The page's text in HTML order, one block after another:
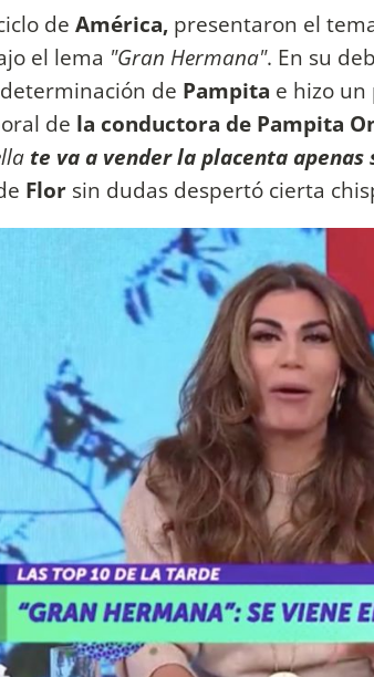
de América, presentaron el
el lema "Gran Hermana". En su
de Pampita e hizo
de la conductora de Pampita
te va a vender la placenta apenas
Flor sin dudas despertó cierta